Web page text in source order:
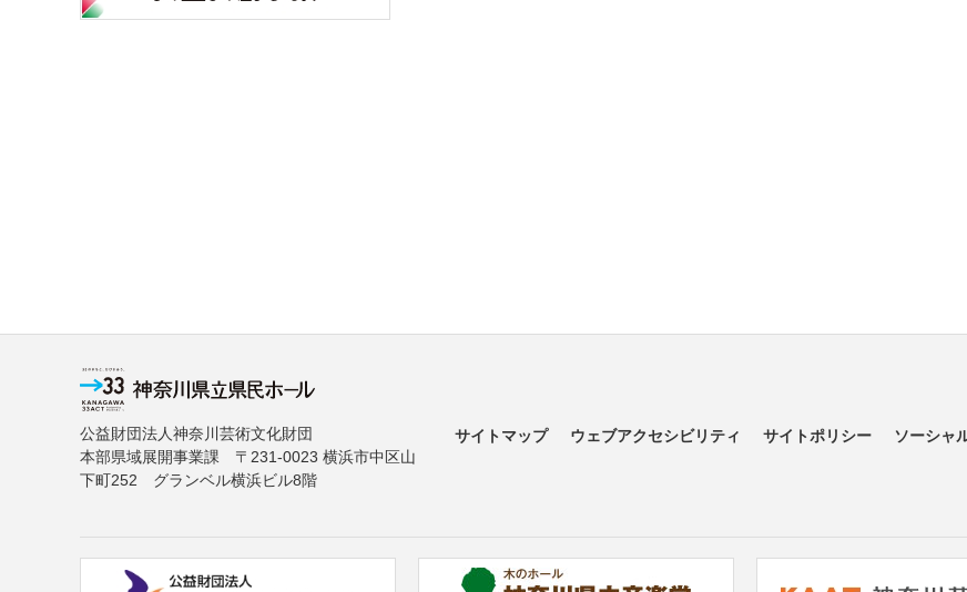
公益財団法人神奈川芸術文化財団
本部県域展開事業課 〒231-0023 横浜市中区山
下町252 グランベル横浜ビル8階
サイトマップ ウェブアクセシビリティ サイトポリシー ソーシャ